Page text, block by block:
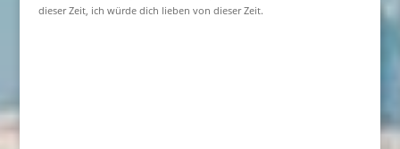
dieser Zeit, ich würde dich lieben von dieser Zeit.